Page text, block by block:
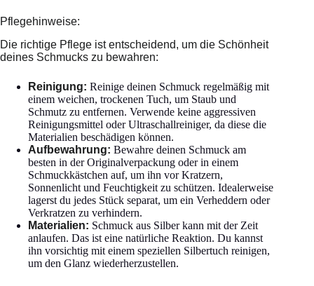
Pflegehinweise:
Die richtige Pflege ist entscheidend, um die Schönheit
deines Schmucks zu bewahren:
Reinigung: Reinige deinen Schmuck regelmäßig mit
einem weichen, trockenen Tuch, um Staub und
Schmutz zu entfernen. Verwende keine aggressiven
Reinigungsmittel oder Ultraschallreiniger, da diese die
Materialien beschädigen können.
Aufbewahrung: Bewahre deinen Schmuck am
besten in der Originalverpackung oder in einem
Schmuckkästchen auf, um ihn vor Kratzern,
Sonnenlicht und Feuchtigkeit zu schützen. Idealerweise
lagerst du jedes Stück separat, um ein Verheddern oder
Verkratzen zu verhindern.
Materialien: Schmuck aus Silber kann mit der Zeit
anlaufen. Das ist eine natürliche Reaktion. Du kannst
ihn vorsichtig mit einem speziellen Silbertuch reinigen,
um den Glanz wiederherzustellen.